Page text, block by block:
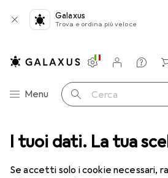
I tuoi dati. La tua
Se accetti solo i cookie necessari,
Galaxus
Trova e ordina più veloce
Categoria Navigazione
Menu Cerca
Impostazioni
Conto cliente
Liste di confronto
Liste dei desideri
Carrello
Lenti a contatto Air Optix più